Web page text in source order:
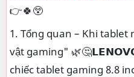
👉🍀😲
1. Tổng quan – Khi
vật gaming"
chiếc tablet gaming 8.8